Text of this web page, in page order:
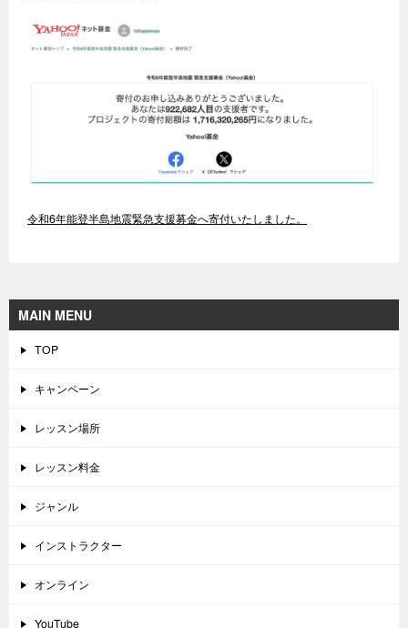
令和6年能登半島地震緊急支援募金へ寄付いたしました。
MAIN MENU
TOP
キャンペーン
レッスン場所
レッスン料金
ジャンル
インストラクター
オンライン
YouTube